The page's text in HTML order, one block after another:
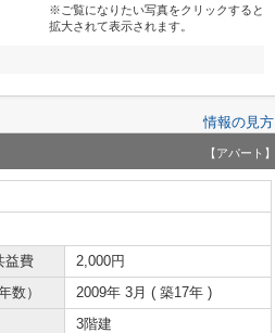
※ご覧になりたい写真をクリックすると
拡大されて表示されます。
情報の見方
【アパート】
益費
2,000円
数）
2009年 3月 ( 築17年 )
3階建